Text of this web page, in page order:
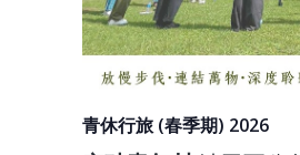
青休行旅 (春季期) 2026